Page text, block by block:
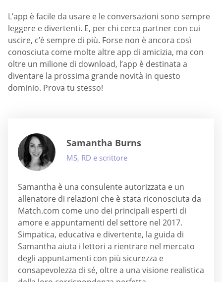
L’app è facile da usare e le conversazioni sono sempre
leggere e divertenti. E, per chi cerca partner con cui
uscire, c’è sempre di più. Forse non è ancora così
conosciuta come molte altre app di amicizia, ma con
oltre un milione di download, l’app è destinata a
diventare la prossima grande novità in questo
dominio. Prova tu stesso!
Samantha Burns
MS, RD e scrittore
Samantha è una consulente autorizzata e un
allenatore di relazioni che è stata riconosciuta da
Match.com come uno dei principali esperti di
amore e appuntamenti del settore nel 2017.
Simpatica, educativa e divertente, la guida di
Samantha aiuta i lettori a rientrare nel mercato
degli appuntamenti con più sicurezza e
consapevolezza di sé, oltre a una visione realistica